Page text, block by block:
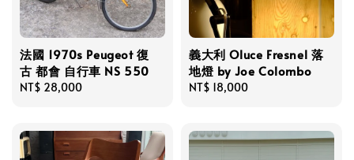
法國 1970s Peugeot 復
古 都會 自行車 NS 550
Regular
NT$ 28,000
義大利 Oluce Fresnel 落
地燈 by Joe Colombo
Regular
NT$ 18,000